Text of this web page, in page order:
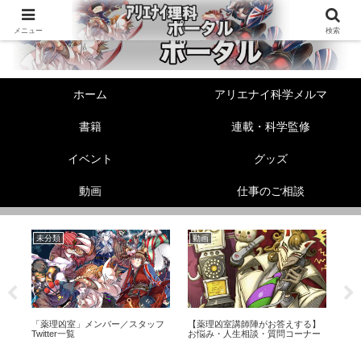
ホーム アリエナイ科学メルマ
書籍 連載・科学監修
イベント グッズ
動画 仕事のご相談
未分類
「薬理凶室」メンバー／スタッフ
Twitter一覧
動画
【薬理凶室講師陣がお答えする】
お悩み・人生相談・質問コーナー
メニュー 検索